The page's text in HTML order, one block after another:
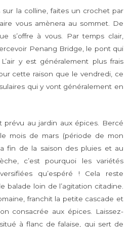
la colline, faites un crochet par
vous amènera au sommet. De
s’offre à vous. Par temps clair,
Penang Bridge, le pont qui
y est généralement plus frais
cette raison que le vendredi, ce
qui y vont généralement en
prévu au jardin aux épices. Bercé
mois de mars (période de mon
fin de la saison des pluies et au
c’est pourquoi les variétés
qu’espéré ! Cela reste
balade loin de l’agitation citadine.
franchit la petite cascade et
consacrée aux épices. Laissez-
à flanc de falaise, qui sert de